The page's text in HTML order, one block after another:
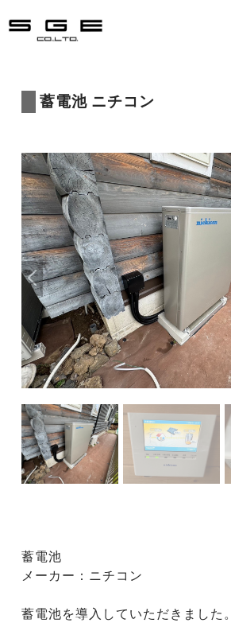
蓄電池 ニチコン
蓄電池
メーカー：ニチコン
蓄電池を導入していただきました。
施工の流れ
施工事例
お客様の声
お知らせ
お問合せ